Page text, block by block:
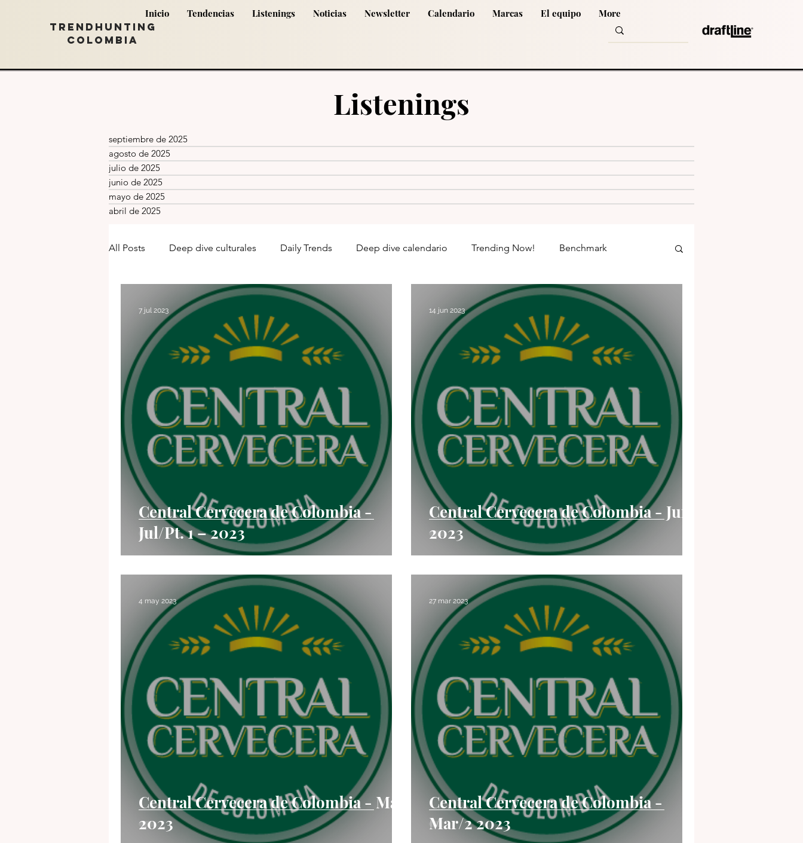
Inicio Tendencias Listenings Noticias Newsletter Calendario Marcas El equipo More
TRENDHUNTING
COLOMBIA
Listenings
septiembre de 2025
agosto de 2025
julio de 2025
junio de 2025
mayo de 2025
abril de 2025
All Posts Deep dive culturales Daily Trends Deep dive calendario Trending Now! Benchmark
Listenings Noticias Newsletter Semanal
Central Cervecera de Colombia -
Jul/Pt. 1 – 2023
7 jul 2023
Central Cervecera de Colombia - Jun
2023
14 jun 2023
Central Cervecera de Colombia - May
2023
4 may 2023
Central Cervecera de Colombia -
Mar/2 2023
27 mar 2023